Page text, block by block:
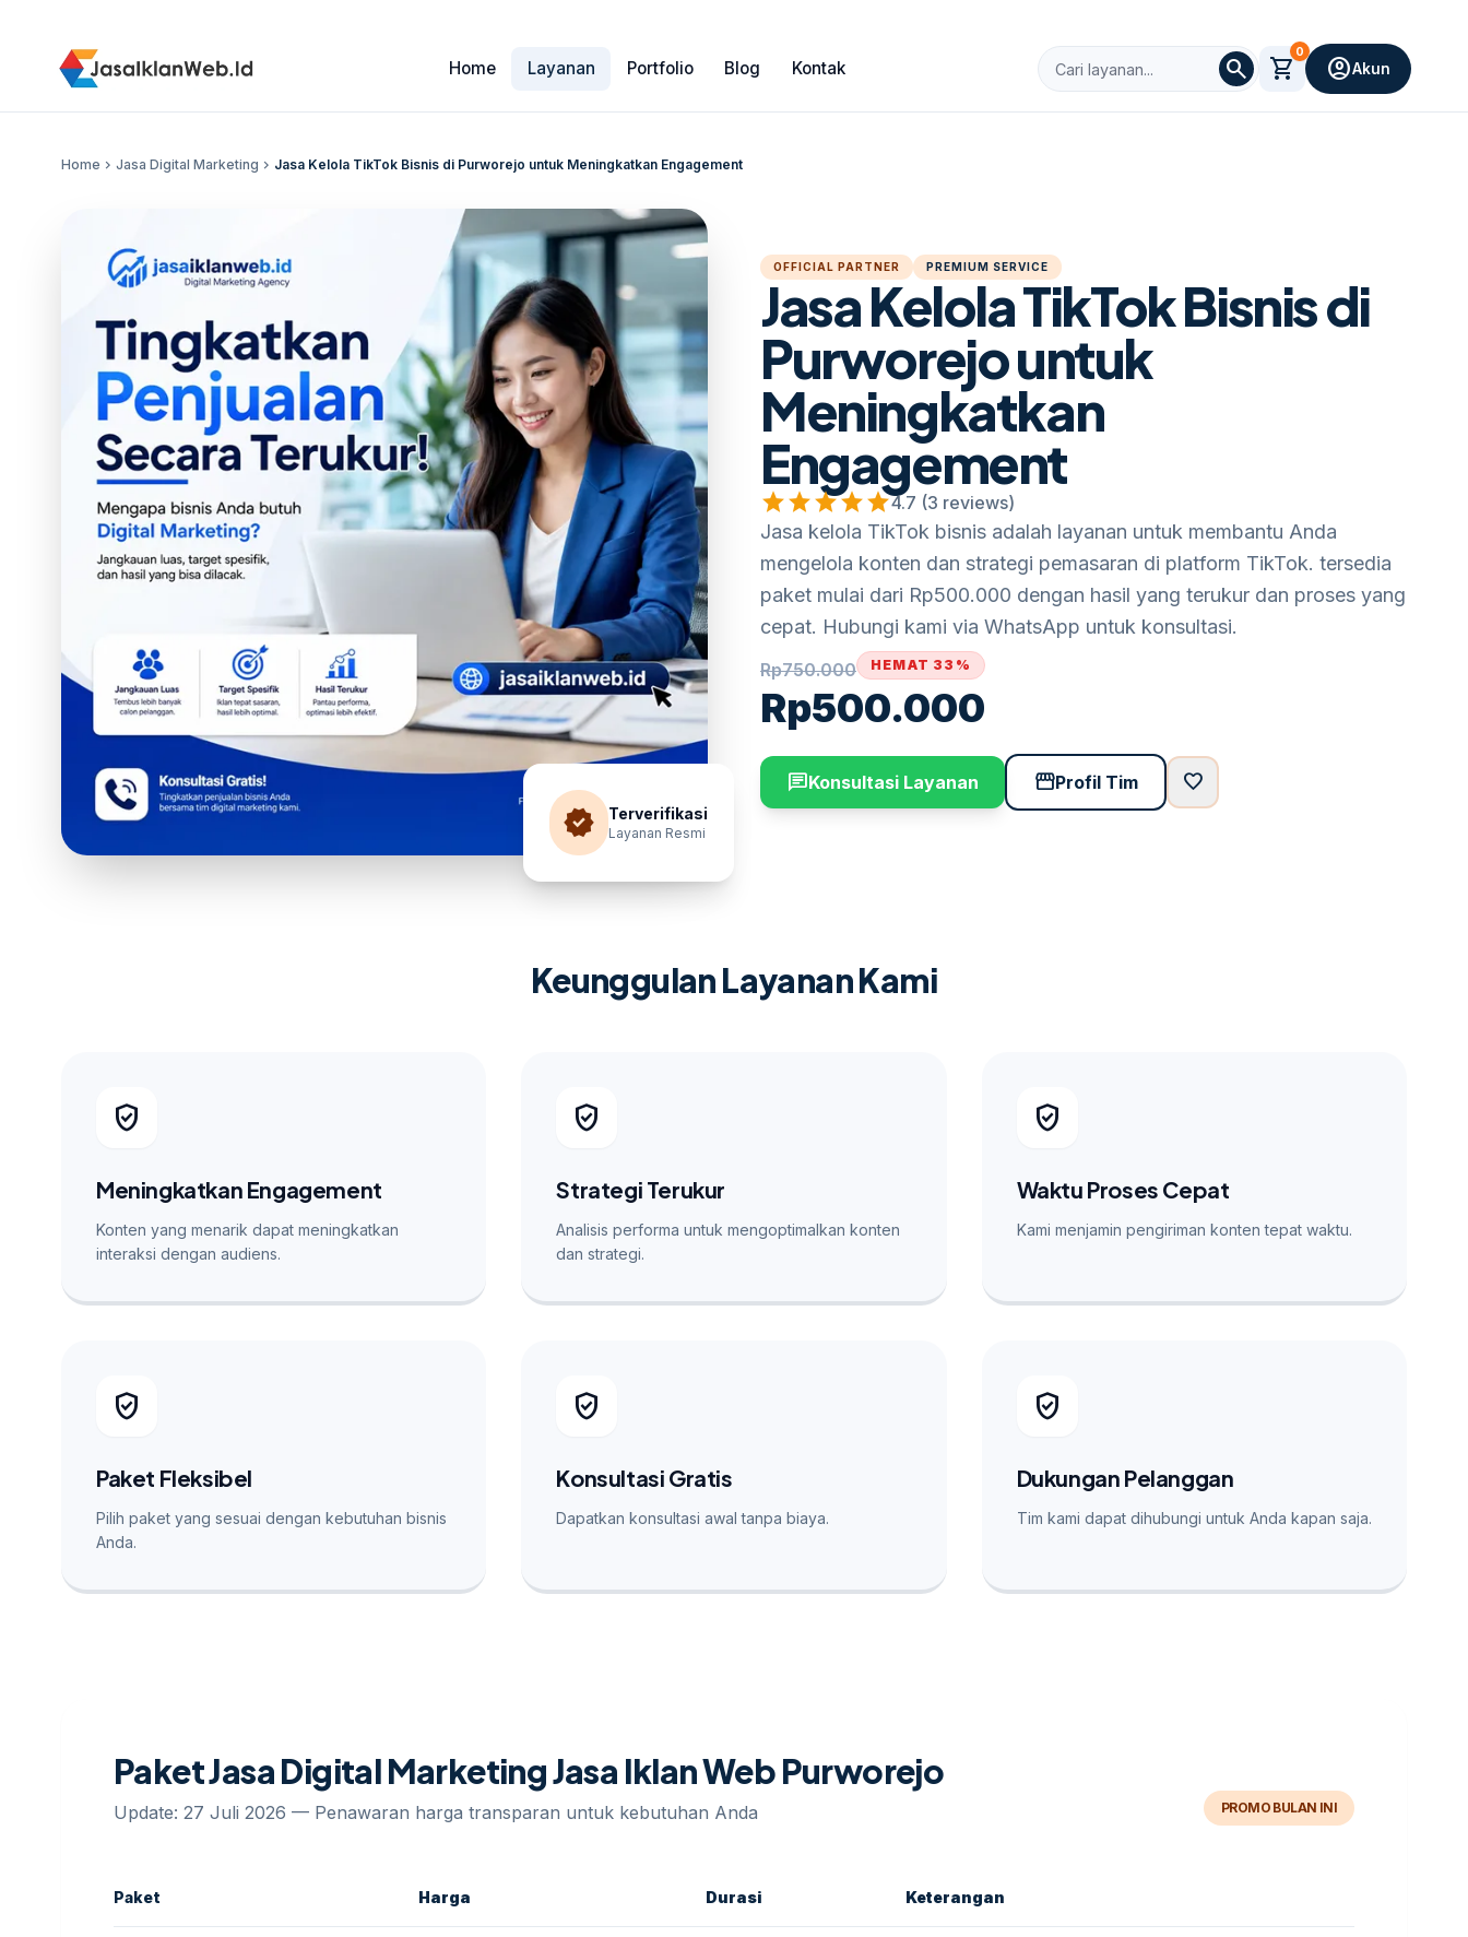
Home Layanan Portfolio Blog Kontak search shopping_cart
0
account_circleAkun
Home chevron_right Jasa Digital Marketing chevron_right Jasa Kelola TikTok Bisnis di Purworejo untuk Meningkatkan Engagement
verified Terverifikasi
Layanan Resmi
OFFICIAL PARTNER PREMIUM SERVICE
Jasa Kelola TikTok Bisnis di
Purworejo untuk
Meningkatkan
Engagement
starstarstarstarstar4.7 (3 reviews)
Jasa kelola TikTok bisnis adalah layanan untuk membantu Anda
mengelola konten dan strategi pemasaran di platform TikTok. tersedia
paket mulai dari Rp500.000 dengan hasil yang terukur dan proses yang
cepat. Hubungi kami via WhatsApp untuk konsultasi.
Rp750.000
Rp500.000
HEMAT 33%
chatKonsultasi Layanan storefrontProfil Tim favorite
Keunggulan Layanan Kami
verified_user
Meningkatkan Engagement
Konten yang menarik dapat meningkatkan
interaksi dengan audiens.
verified_user
Strategi Terukur
Analisis performa untuk mengoptimalkan konten
dan strategi.
verified_user
Waktu Proses Cepat
Kami menjamin pengiriman konten tepat waktu.
verified_user
Paket Fleksibel
Pilih paket yang sesuai dengan kebutuhan bisnis
Anda.
verified_user
Konsultasi Gratis
Dapatkan konsultasi awal tanpa biaya.
verified_user
Dukungan Pelanggan
Tim kami dapat dihubungi untuk Anda kapan saja.
Paket Jasa Digital Marketing Jasa Iklan Web Purworejo
Update: 27 Juli 2026 — Penawaran harga transparan untuk kebutuhan Anda PROMO BULAN INI
Paket Harga Durasi Keterangan